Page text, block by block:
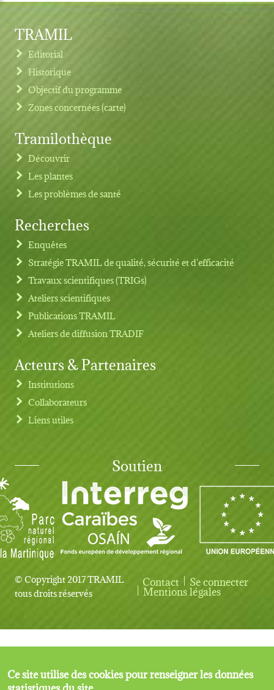
Footer menu
TRAMIL
Editorial
Historique
Objectif du programme
Zones concernées (carte)
Tramilothèque
Découvrir
Les plantes
Les problèmes de santé
Recherches
Enquêtes
Stratégie TRAMIL de qualité, sécurité et d'efficacité
Travaux scientifiques (TRIGs)
Ateliers scientifiques
Publications TRAMIL
Ateliers de diffusion TRADIF
Acteurs & Partenaires
Institutions
Collaborateurs
Liens utiles
Soutien
© Copyright 2017 TRAMIL
tous droits réservés
User account menu
Contact Se connecter
Mentions légales
Ce site utilise des cookies pour renseigner les données
statistiques du site.